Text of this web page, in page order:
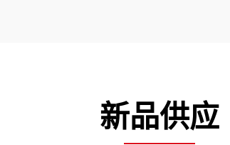
新品供应